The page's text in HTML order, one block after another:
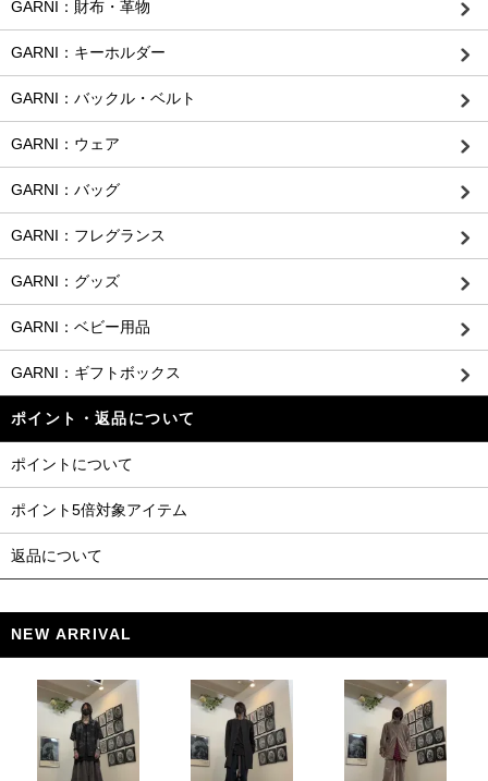
GARNI：財布・革物
GARNI：キーホルダー
GARNI：バックル・ベルト
GARNI：ウェア
GARNI：バッグ
GARNI：フレグランス
GARNI：グッズ
GARNI：ベビー用品
GARNI：ギフトボックス
ポイント・返品について
ポイントについて
ポイント5倍対象アイテム
返品について
NEW ARRIVAL